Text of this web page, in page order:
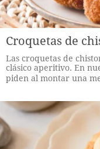
Croquetas de
Las croquetas de
clásico aperitivo. En
piden al montar una